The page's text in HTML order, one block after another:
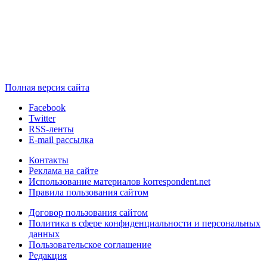
Полная версия сайта
Facebook
Twitter
RSS-ленты
E-mail рассылка
Контакты
Реклама на сайте
Использование материалов korrespondent.net
Правила пользования сайтом
Договор пользования сайтом
Политика в сфере конфиденциальности и персональных
данных
Пользовательское соглашение
Редакция